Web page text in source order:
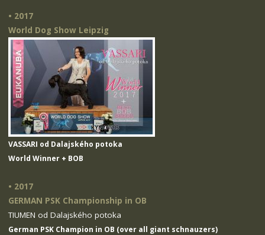
• 2017
World Dog Show Leipzig
VASSARI od Dalajského potoka
World Winner + BOB
• 2017
GERMAN PSK Championship in OB
TIUMEN od Dalajského potoka
German PSK Champion in OB (over all giant schnauzers)